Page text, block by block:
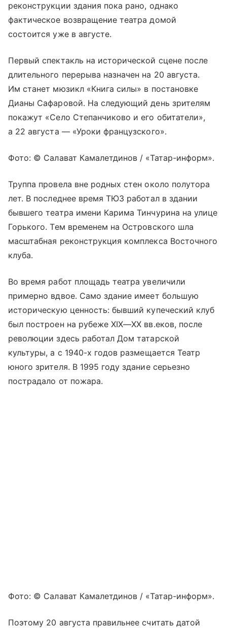
реконструкции здания пока рано, однако
фактическое возвращение театра домой
состоится уже в августе.
Первый спектакль на исторической сцене после
длительного перерыва назначен на 20 августа.
Им станет мюзикл «Книга силы» в постановке
Дианы Сафаровой. На следующий день зрителям
покажут «Село Степанчиково и его обитатели»,
а 22 августа — «Уроки французского».
Фото: © Салават Камалетдинов / «Татар-информ».
Труппа провела вне родных стен около полутора
лет. В последнее время ТЮЗ работал в здании
бывшего театра имени Карима Тинчурина на улице
Горького. Тем временем на Островского шла
масштабная реконструкция комплекса Восточного
клуба.
Во время работ площадь театра увеличили
примерно вдвое. Само здание имеет большую
историческую ценность: бывший купеческий клуб
был построен на рубежеXIX—XX вв.еков, после
революции здесь работал Дом татарской
культуры, а с 1940-х годов размещается Театр
юного зрителя. В 1995 году здание серьезно
пострадало от пожара.
Фото: © Салават Камалетдинов / «Татар-информ».
Поэтому 20 августа правильнее считать датой